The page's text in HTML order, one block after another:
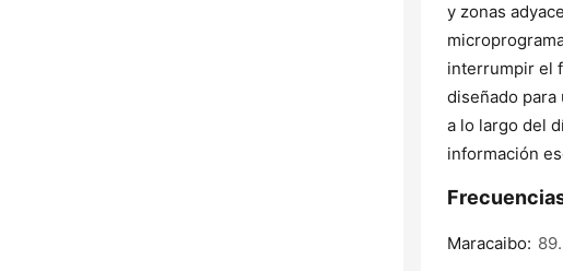
y zonas
interrumpir el
diseñado para
a lo largo del
información
Maracaibo: